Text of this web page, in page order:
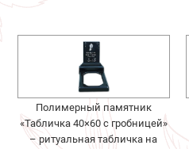
Полимерный памятник
«Табличка 40×60 с гробницей»
– ритуальная табличка на